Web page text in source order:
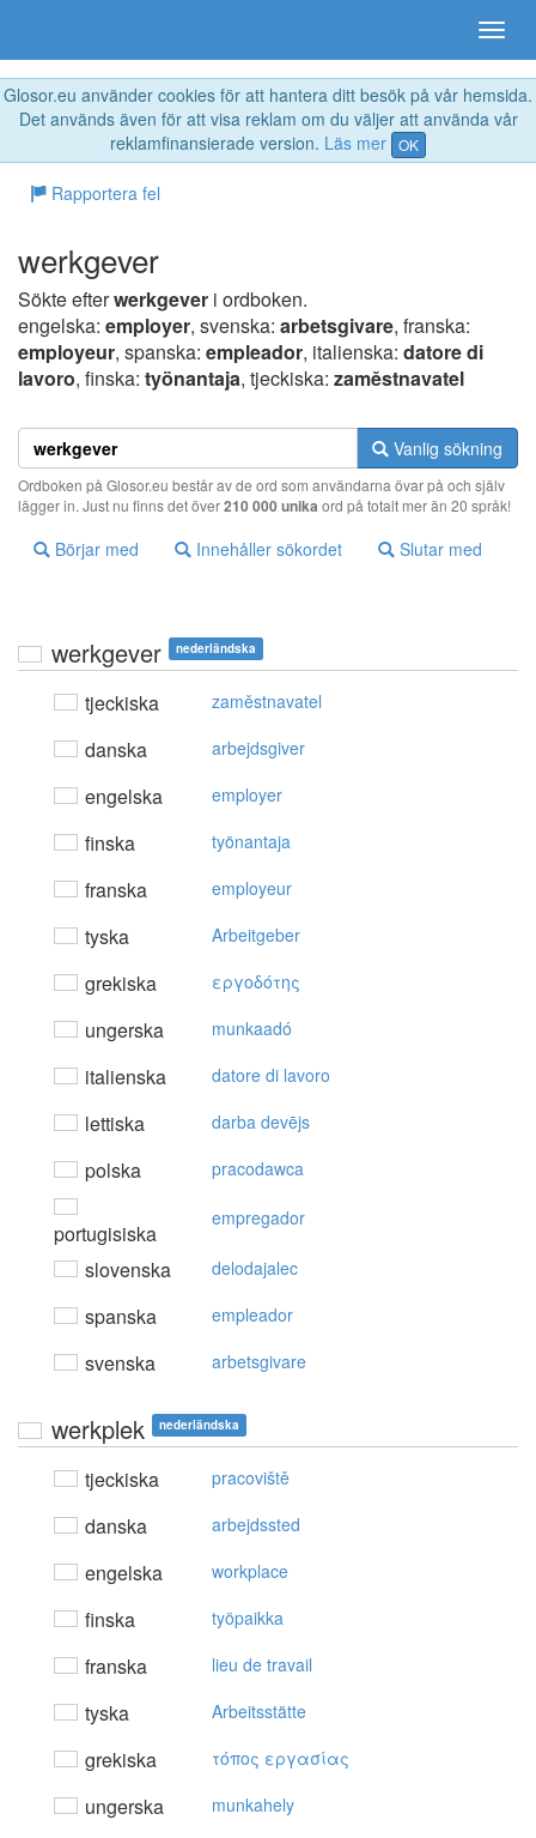
Glosor.eu använder cookies för att hantera ditt besök på vår hemsida.
Det används även för att visa reklam om du väljer att använda vår
reklamfinansierade version. Läs mer OK
Rapportera fel
werkgever
Sökte efterwerkgever i ordboken.
engelska: employer, svenska: arbetsgivare, franska:
employeur, spanska: empleador, italienska: datore di
lavoro, finska: työnantaja, tjeckiska: zaměstnavatel
Vanlig sökning
Ordboken på Glosor.eu består av de ord som användarna övar på och själv
lägger in. Just nu finns det över210 000 unika ord på totalt mer än 20 språk!
Börjar med Innehåller sökordet Slutar med
werkgever nederländska
tjeckiska zaměstnavatel
danska arbejdsgiver
engelska employer
finska työnantaja
franska employeur
tyska Arbeitgeber
grekiska εργoδότης
ungerska munkaadó
italienska datore di lavoro
lettiska darba devējs
polska pracodawca
portugisiska
empregador
slovenska delodajalec
spanska empleador
svenska arbetsgivare
werkplek nederländska
tjeckiska pracoviště
danska arbejdssted
engelska workplace
finska työpaikka
franska lieu de travail
tyska Arbeitsstätte
grekiska τόπoς εργασίας
ungerska munkahely